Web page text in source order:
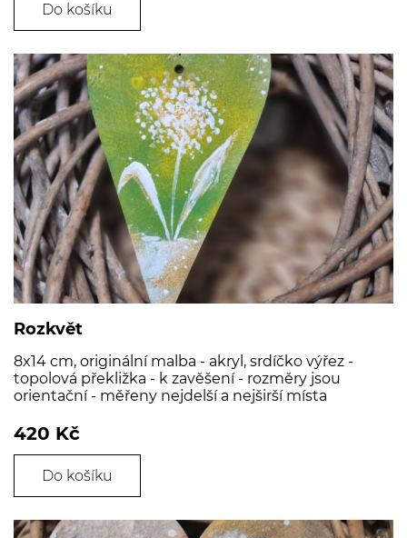
Do košíku
Rozkvět
8x14 cm, originální malba - akryl, srdíčko výřez -
topolová překližka - k zavěšení - rozměry jsou
orientační - měřeny nejdelší a nejširší místa
420 Kč
Do košíku